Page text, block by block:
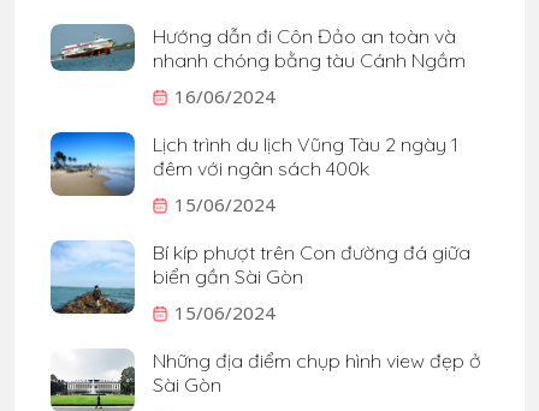
Hướng dẫn đi Côn Đảo an toàn và
nhanh chóng bằng tàu Cánh Ngầm
16/06/2024
Lịch trình du lịch Vũng Tàu 2 ngày 1
đêm với ngân sách 400k
15/06/2024
Bí kíp phượt trên Con đường đá giữa
biển gần Sài Gòn
15/06/2024
Những địa điểm chụp hình view đẹp ở
Sài Gòn